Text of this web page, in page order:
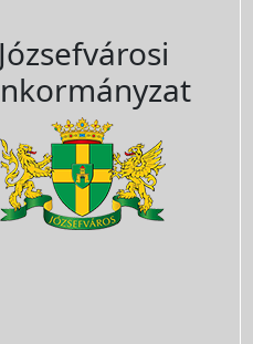
Józsefvárosi